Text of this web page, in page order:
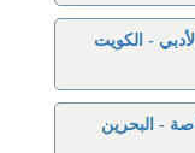
- الكويت
- البحرين